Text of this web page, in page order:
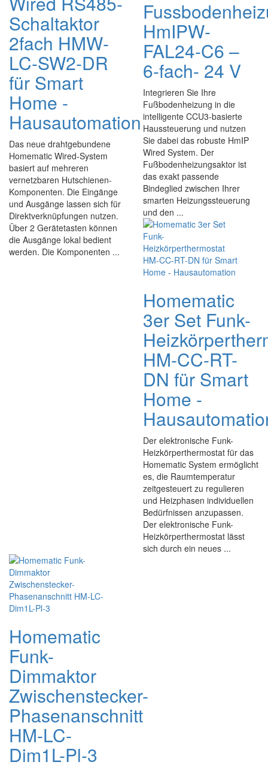
Schaltaktor
2fach HMW-
LC-SW2-DR
für Smart
Home -
Hausautomation
Das neue drahtgebundene
Homematic Wired-System
basiert auf mehreren
vernetzbaren Hutschienen-
Komponenten. Die Eingänge
und Ausgänge lassen sich für
Direktverknüpfungen nutzen.
Über 2 Gerätetasten können
die Ausgänge lokal bedient
werden. Die Komponenten ...
HmIPW-
FAL24-C6 –
6-fach- 24 V
Integrieren Sie Ihre
Fußbodenheizung in die
intelligente CCU3-basierte
Haussteuerung und nutzen
Sie dabei das robuste HmIP
Wired System. Der
Fußbodenheizungsaktor ist
das exakt passende
Bindeglied zwischen Ihrer
smarten Heizungssteuerung
und den ...
Homematic
3er Set Funk-
HM-CC-RT-
DN für Smart
Home -
Der elektronische Funk-
Heizkörperthermostat für das
Homematic System ermöglicht
es, die Raumtemperatur
zeitgesteuert zu regulieren
und Heizphasen individuellen
Bedürfnissen anzupassen.
Der elektronische Funk-
Heizkörperthermostat lässt
sich durch ein neues ...
Homematic
Funk-
Dimmaktor
Zwischenstecker-
Phasenanschnitt
HM-LC-
Dim1L-Pl-3